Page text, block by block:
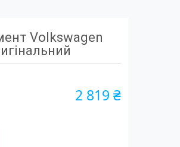
Volkswagen
2 819 ₴